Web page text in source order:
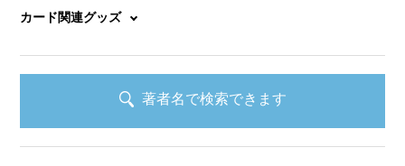
カード関連グッズ
著者名で検索できます